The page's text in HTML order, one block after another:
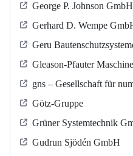
George P. Johnson GmbH
Gerhard D. Wempe
Geru
Gleason-Pfauter
gns – Gesellschaft für
Götz-Gruppe
Grüner Systemtechnik
Gudrun Sjödén GmbH